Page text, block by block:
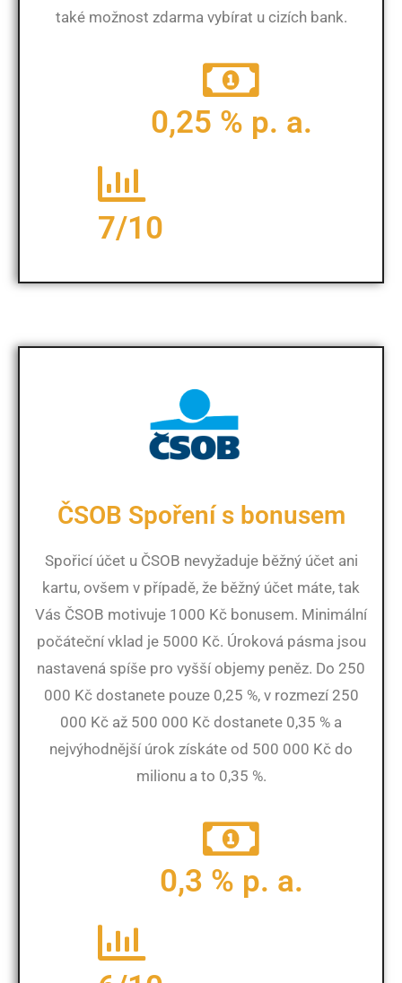
také možnost zdarma vybírat u cizích bank.
0,25 % p. a.
7/10
ČSOB Spoření s bonusem
Spořicí účet u ČSOB nevyžaduje běžný účet ani
kartu, ovšem v případě, že běžný účet máte, tak
Vás ČSOB motivuje 1000 Kč bonusem. Minimální
počáteční vklad je 5000 Kč. Úroková pásma jsou
nastavená spíše pro vyšší objemy peněz. Do 250
000 Kč dostanete pouze 0,25 %, v rozmezí 250
000 Kč až 500 000 Kč dostanete 0,35 % a
nejvýhodnější úrok získáte od 500 000 Kč do
milionu a to 0,35 %.
0,3 % p. a.